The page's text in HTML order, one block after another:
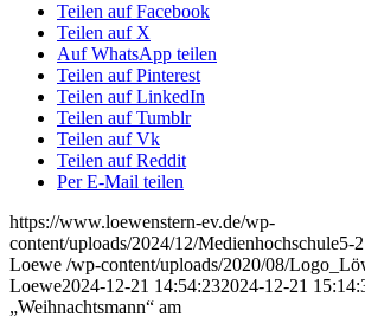
Teilen auf Facebook
Teilen auf X
Auf WhatsApp teilen
Teilen auf Pinterest
Teilen auf LinkedIn
Teilen auf Tumblr
Teilen auf Vk
Teilen auf Reddit
Per E-Mail teilen
https://www.loewenstern-ev.de/wp-
content/uploads/2024/12/Medienhochschule5-
Loewe /wp-content/uploads/2020/08/
Loewe2024-12-21 14:54:232024-12-21
„Weihnachtsmann“ am